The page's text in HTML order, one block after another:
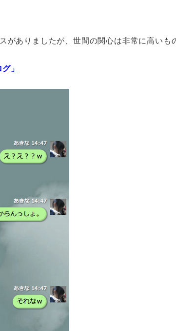
ありましたが、世間の関心は非常に高いも
」